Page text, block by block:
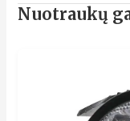
Nuotraukų